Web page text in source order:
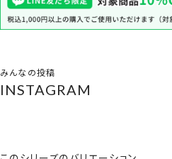
みんなの投稿
INSTAGRAM